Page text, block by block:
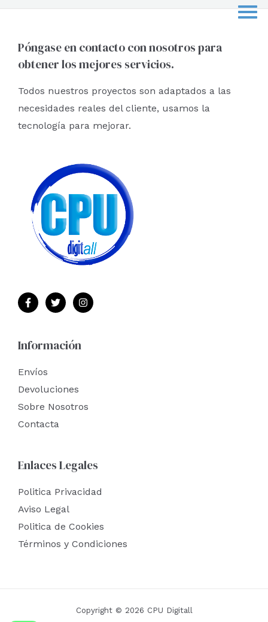
c
Póngase en contacto con nosotros para
obtener los mejores servicios.
Todos nuestros proyectos son adaptados a las
necesidades reales del cliente, usamos la
tecnología para mejorar.
Información
Envíos
Devoluciones
Sobre Nosotros
Contacta
Enlaces Legales
Politica Privacidad
Aviso Legal
Politica de Cookies
Términos y Condiciones
Copyright © 2026 CPU Digitall